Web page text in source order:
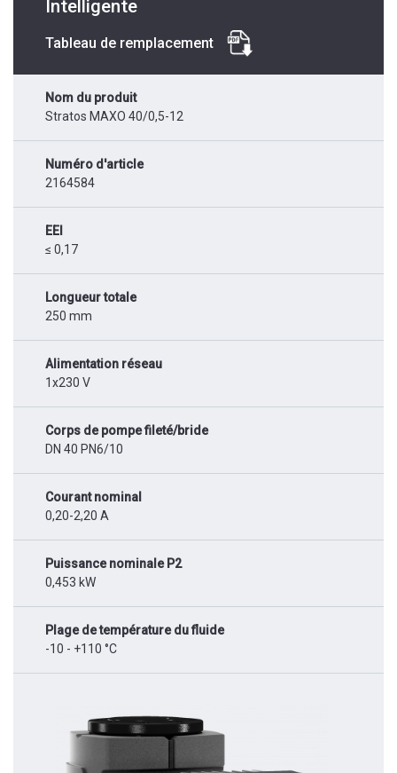
Intelligente
Tableau de remplacement
Nom du produit
Stratos MAXO 40/0,5-12
Numéro d'article
2164584
EEI
≤ 0,17
Longueur totale
250 mm
Alimentation réseau
1x230 V
Corps de pompe fileté/bride
DN 40 PN6/10
Courant nominal
0,20-2,20 A
Puissance nominale P2
0,453 kW
Plage de température du fluide
-10 - +110 °C